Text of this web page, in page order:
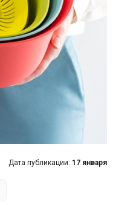
Дата публикации: 17 января